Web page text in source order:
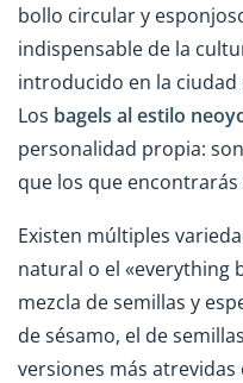
bollo circular y
indispensable de la
introducido en la
Los bagels al estilo
personalidad propia:
que los que
Existen múltiples
natural o el «everything
mezcla de semillas y
de sésamo, el de
versiones más